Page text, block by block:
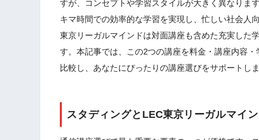
すが、コンセプトや学習スタイルが大きく異なりま
キマ時間での効率的な学習を実現し、忙しい社会人
東京リーガルマインドは対面講座も含めた充実した
す。本記事では、この2つの講座を料金・講座内容
比較し、あなたにぴったりの講座選びをサポートしま
スタディングとLEC東京リーガルマイ